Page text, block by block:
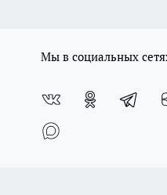
Мы в социальных